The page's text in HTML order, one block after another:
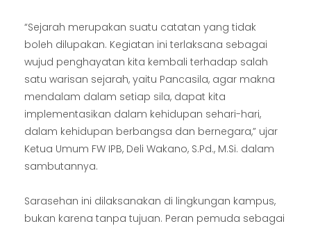
“Sejarah merupakan suatu catatan yang tidak
boleh dilupakan. Kegiatan ini terlaksana sebagai
wujud penghayatan kita kembali terhadap salah
satu warisan sejarah, yaitu Pancasila, agar makna
mendalam dalam setiap sila, dapat kita
implementasikan dalam kehidupan sehari-hari,
dalam kehidupan berbangsa dan bernegara,” ujar
Ketua Umum FW IPB, Deli Wakano, S.Pd., M.Si. dalam
sambutannya.
Sarasehan ini dilaksanakan di lingkungan kampus,
bukan karena tanpa tujuan. Peran pemuda sebagai